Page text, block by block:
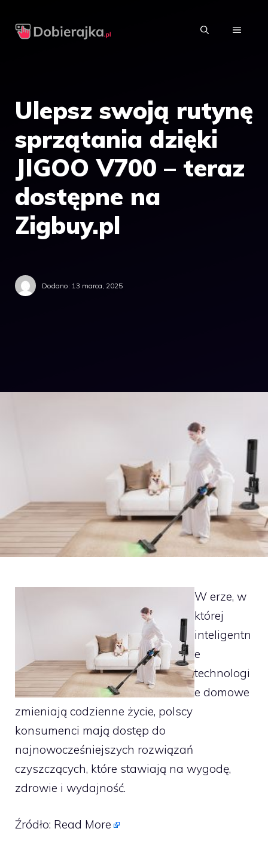
MENU
Ulepsz swoją rutynę
sprzątania dzięki
JIGOO V700 – teraz
dostępne na
Zigbuy.pl
Dodano: 13 marca, 2025
W erze, w
której
inteligentn
e
technologi
e domowe
zmieniają codzienne życie, polscy
konsumenci mają dostęp do
najnowocześniejszych rozwiązań
czyszczących, które stawiają na wygodę,
zdrowie i wydajność.
Źródło: Read More